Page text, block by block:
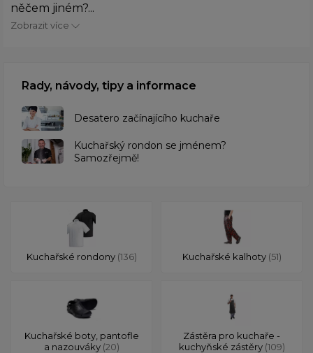
něčem jiném?...
Zobrazit více
Rady, návody, tipy a informace
Desatero začínajícího kuchaře
Kuchařský rondon se jménem?
Samozřejmě!
Kuchařské rondony (136) Kuchařské kalhoty (51)
Kuchařské boty, pantofle
a nazouváky (20)
Zástěra pro kuchaře -
kuchyňské zástěry (109)